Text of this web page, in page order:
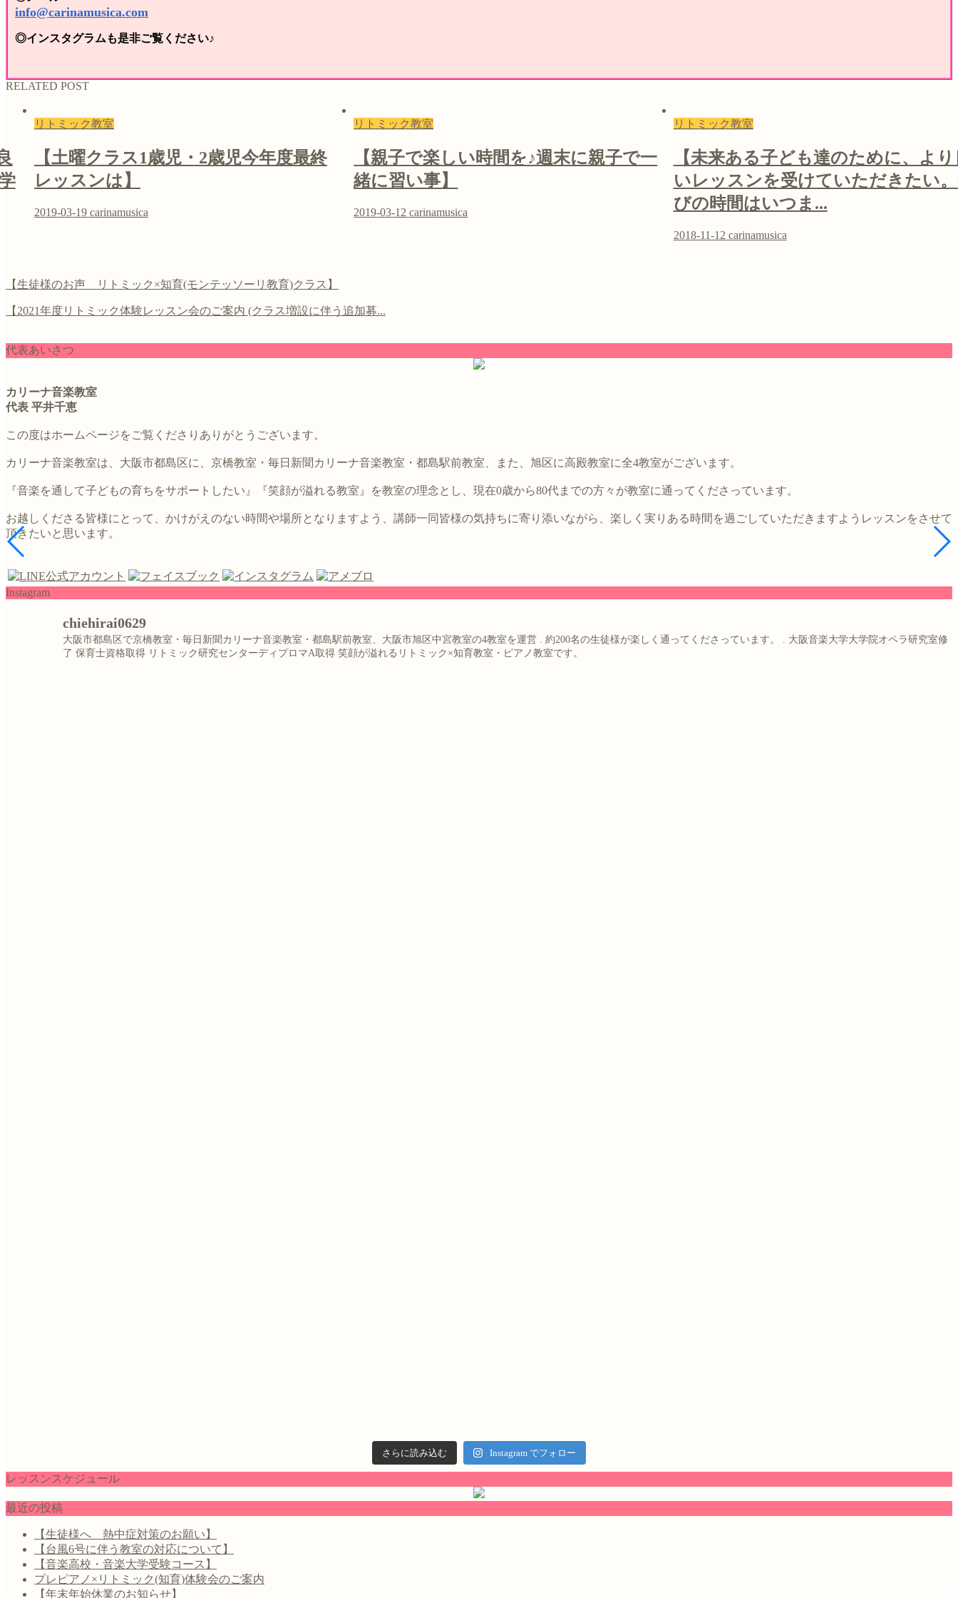
info@carinamusica.com
◎インスタグラムも是非ご覧ください♪
RELATED POST
リトミック教室
【土曜クラス1歳児・2歳児今年度最終
レッスンは】
2019-03-19 carinamusica
リトミック教室
【親子で楽しい時間を♪週末に親子で一
緒に習い事】
2019-03-12 carinamusica
リトミック教室
【未来ある子ども達のために、より
いレッスンを受けていただきたい
びの時間はいつま...
2018-11-12 carinamusica
【生徒様のお声 リトミック×知育(モンテッソーリ教育)クラス】
【2021年度リトミック体験レッスン会のご案内 (クラス増設に伴う追加募...
代表あいさつ
カリーナ音楽教室
代表 平井千恵
この度はホームページをご覧くださりありがとうございます。
カリーナ音楽教室は、大阪市都島区に、京橋教室・毎日新聞カリーナ音楽教室・都島駅前教室、また、旭区に高殿教室に全4教室がございます。
『音楽を通して子どもの育ちをサポートしたい』『笑顔が溢れる教室』を教室の理念とし、現在0歳から80代までの方々が教室に通ってくださっています。
お越しくださる皆様にとって、かけがえのない時間や場所となりますよう、講師一同皆様の気持ちに寄り添いながら、楽しく実りある時間を過ごしていただきますようレッスンをさせて
頂きたいと思います。
Instagram
chiehirai0629
大阪市都島区で京橋教室・毎日新聞カリーナ音楽教室・都島駅前教室、大阪市旭区中宮教室の4教室を運営 . 約200名の生徒様が楽しく通ってくださっています。 . 大阪音楽大学大学院オペラ研究室修
了 保育士資格取得 リトミック研究センターディプロマA取得 笑顔が溢れるリトミック×知育教室・ピアノ教室です。
さらに読み込む Instagram でフォロー
レッスンスケジュール
最近の投稿
【生徒様へ 熱中症対策のお願い】
【台風6号に伴う教室の対応について】
【音楽高校・音楽大学受験コース】
プレピアノ×リトミック(知育)体験会のご案内
【年末年始休業のお知らせ】